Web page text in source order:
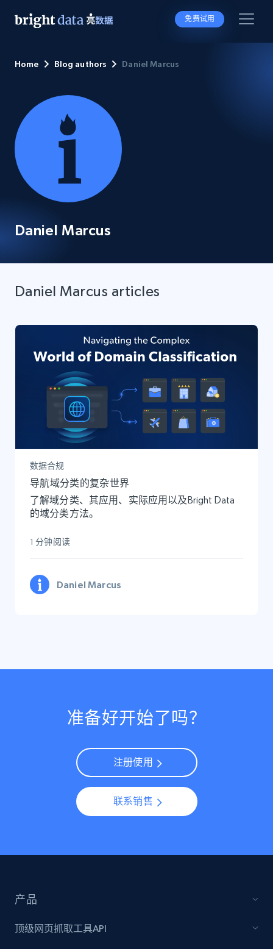
免费试用
Home Blog authors Daniel Marcus
Daniel Marcus
Daniel Marcus articles
数据合规
导航域分类的复杂世界
了解域分类、其应用、实际应用以及Bright Data
的域分类方法。
1 分钟阅读
Daniel Marcus
准备好开始了吗？
注册使用
联系销售
产品
顶级网页抓取工具API